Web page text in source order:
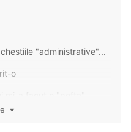
"administrative"...
o
iesita din comun, ca